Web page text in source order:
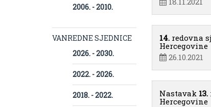
2006. - 2010.
VANREDNE SJEDNICE
2026. - 2030.
2022. - 2026.
2018. - 2022.
14. redovna
Hercegovine
26.10.2021
Nastavak 13.
Hercegovine